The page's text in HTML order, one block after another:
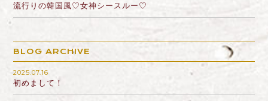
流行りの韓国風♡女神シースルー♡
BLOG ARCHIVE
2025.07.16
初めまして！